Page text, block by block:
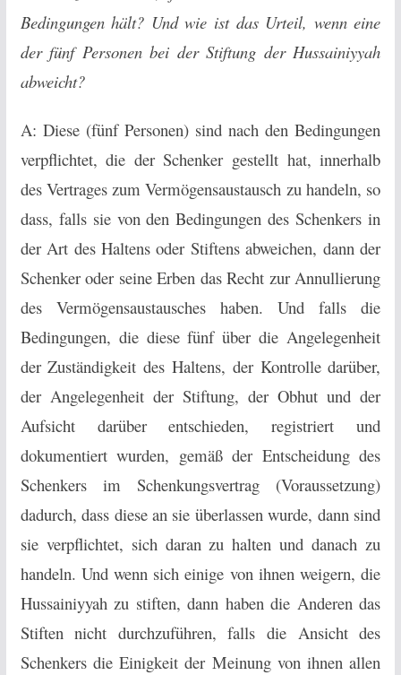
Bedingungen hält? Und wie ist das Urteil, wenn eine
der fünf Personen bei der Stiftung der Hussainiyyah
abweicht?
A: Diese (fünf Personen) sind nach den Bedingungen
verpflichtet, die der Schenker gestellt hat, innerhalb
des Vertrages zum Vermögensaustausch zu handeln, so
dass, falls sie von den Bedingungen des Schenkers in
der Art des Haltens oder Stiftens abweichen, dann der
Schenker oder seine Erben das Recht zur Annullierung
des Vermögensaustausches haben. Und falls die
Bedingungen, die diese fünf über die Angelegenheit
der Zuständigkeit des Haltens, der Kontrolle darüber,
der Angelegenheit der Stiftung, der Obhut und der
Aufsicht darüber entschieden, registriert und
dokumentiert wurden, gemäß der Entscheidung des
Schenkers im Schenkungsvertrag (Voraussetzung)
dadurch, dass diese an sie überlassen wurde, dann sind
sie verpflichtet, sich daran zu halten und danach zu
handeln. Und wenn sich einige von ihnen weigern, die
Hussainiyyah zu stiften, dann haben die Anderen das
Stiften nicht durchzuführen, falls die Ansicht des
Schenkers die Einigkeit der Meinung von ihnen allen